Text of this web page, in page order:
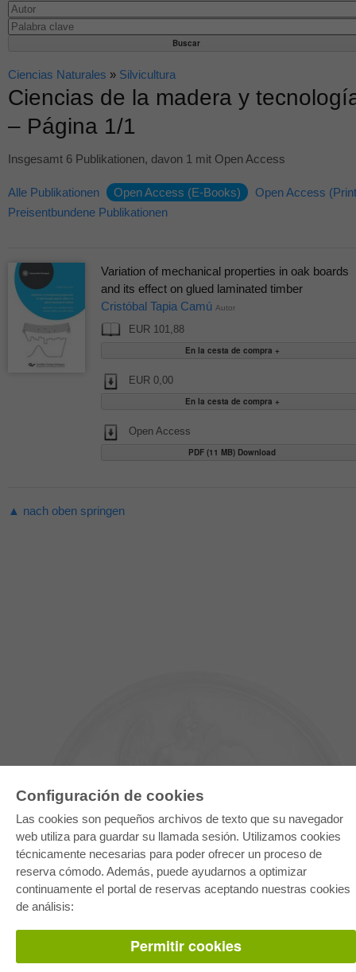
Configuración de cookies
Las cookies son pequeños archivos de texto que su navegador
web utiliza para guardar su llamada sesión. Utilizamos cookies
técnicamente necesarias para poder ofrecer un proceso de
reserva cómodo. Además, puede ayudarnos a optimizar
continuamente el portal de reservas aceptando nuestras cookies
de análisis:
Permitir cookies
Ciencias Naturales » Silvicultura
Ciencias de la madera y
– Página 1/1
Insgesamt 6 Publikationen, davon 1 mit Open Access
Alle Publikationen Open Access (E-Books)
Open Access
Preisentbundene Publikationen
Variation of mechanical properties in oak boards
and its effect on glued laminated timber
Cristóbal Tapia Camú Autor
EUR 101,88
EUR 0,00
Open Access
PDF (11 MB) Download
▲ nach oben springen
E-COLLECTION
Paquete entero
Paquete de especialidades
Pick & Choose
Facilitación de E-Books
TIENDA ONLINE